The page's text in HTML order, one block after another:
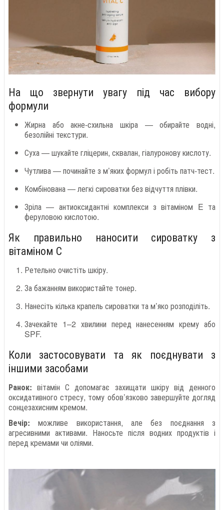
На що звернути увагу під час вибору
формули
Жирна або акне-схильна шкіра — обирайте водні,
безолійні текстури.
Суха — шукайте гліцерин, сквалан, гіалуронову кислоту.
Чутлива — починайте з м’яких формул і робіть патч-тест.
Комбінована — легкі сироватки без відчуття плівки.
Зріла — антиоксидантні комплекси з вітаміном E та
феруловою кислотою.
Як правильно наносити сироватку з
вітаміном С
Ретельно очистіть шкіру.
За бажанням використайте тонер.
Нанесіть кілька крапель сироватки та м’яко розподіліть.
Зачекайте 1–2 хвилини перед нанесенням крему або
SPF.
Коли застосовувати та як поєднувати з
іншими засобами
Ранок:вітамін С допомагає захищати шкіру від денного
оксидативного стресу, тому обов’язково завершуйте догляд
сонцезахисним кремом.
Вечір:можливе використання, але без поєднання з
агресивними активами. Наносьте після водних продуктів і
перед кремами чи оліями.